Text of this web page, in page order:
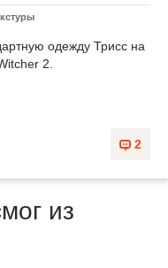
одежду Трисс на
2.
2
из